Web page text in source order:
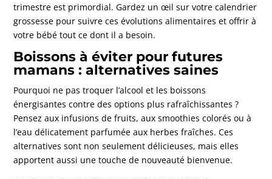
trimestre est primordial. Gardez un œil sur votre calendrier
grossesse pour suivre ces évolutions alimentaires et offrir à
votre bébé tout ce dont il a besoin.
Boissons à éviter pour futures
mamans : alternatives saines
Pourquoi ne pas troquer l’alcool et les boissons
énergisantes contre des options plus rafraîchissantes ?
Pensez aux infusions de fruits, aux smoothies colorés ou à
l’eau délicatement parfumée aux herbes fraîches. Ces
alternatives sont non seulement délicieuses, mais elles
apportent aussi une touche de nouveauté bienvenue.